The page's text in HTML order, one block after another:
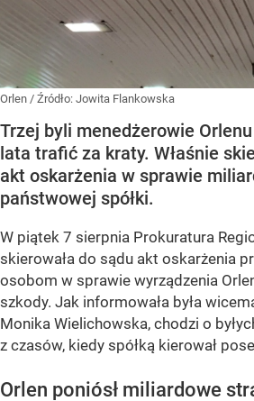
Orlen / Źródło: Jowita Flankowska
Trzej byli menedżerowie
lata trafić za kraty. Właśnie
akt oskarżenia w sprawie
państwowej spółki.
W piątek 7 sierpnia Prokuratura
skierowała do sądu akt oskarżenia
osobom w sprawie wyrządzenia
szkody. Jak informowała była
Monika Wielichowska, chodzi o
z czasów, kiedy spółką kierował
Orlen poniósł miliardowe